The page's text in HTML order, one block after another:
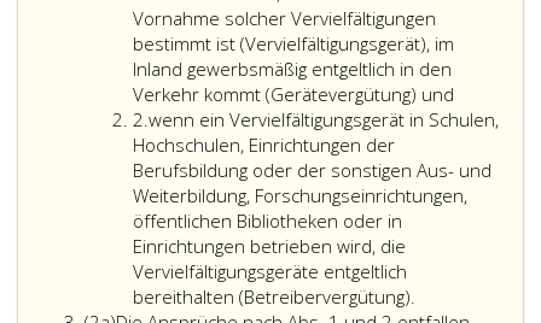
der
Öffentlichkeit
zur
Verfügung
gestellt
oder
auf
einem
zu
Handelszwecken
hergestellten
Speichermedium
eins
Vornahme solcher Vervielfältigungen
bestimmt ist (Vervielfältigungsgerät), im
Inland gewerbsmäßig entgeltlich in den
Verkehr kommt (Gerätevergütung) und
2.Ziffer
2
wenn ein Vervielfältigungsgerät in Schulen,
Hochschulen, Einrichtungen der
Berufsbildung oder der sonstigen Aus- und
Weiterbildung, Forschungseinrichtungen,
öffentlichen Bibliotheken oder in
Einrichtungen betrieben wird, die
Vervielfältigungsgeräte entgeltlich
bereithalten (Betreibervergütung).